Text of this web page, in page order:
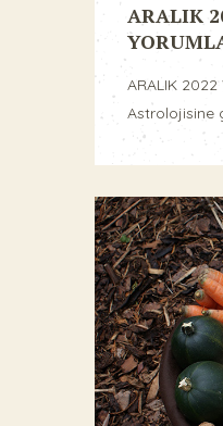
ARALIK
ARALIK 2022
Astrolojisine